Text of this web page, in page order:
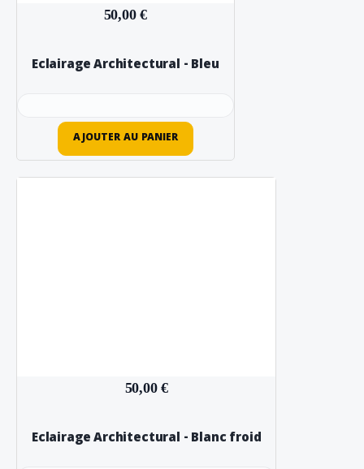
50,00 €
Eclairage Architectural - Bleu
AJOUTER AU PANIER
50,00 €
Eclairage Architectural - Blanc froid